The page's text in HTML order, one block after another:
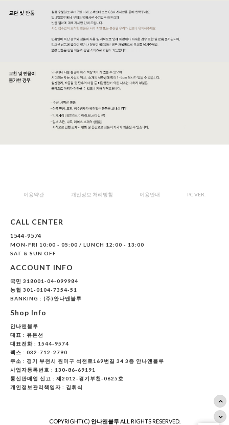
이용약관 개인정보 처리방침 이용안내 PC VER.
CALL CENTER
1544-9574
MON-FRI 10:00 - 05:00 / LUNCH 12:00 - 13:00
SAT & SUN OFF
ACCOUNT INFO
국민 318001-04-099984
농협 301-0104-7354-51
BANKING : (주)안나앤블루
Shop Info
안나앤블루
대표 : 유은선
대표전화 : 1544-9574
팩스 : 032-712-2790
주소 : 경기 부천시 원미구 석천로169번길 34 3층 안나앤블루
사업자등록번호 : 130-86-69191
통신판매업 신고 : 제2012-경기부천-0625호
개인정보관리책임자 : 김휘식
COPYRIGHT(C) 안나앤블루ALL RIGHTS RESERVED.